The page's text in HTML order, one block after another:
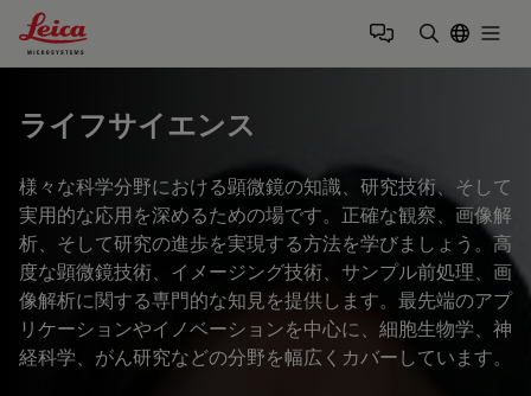
Leica Microsystems Logo
ライフサイエンス
様々な科学分野における顕微鏡の知識、研究技術、そして
実用的な応用を深めるための場です。正確な観察、画像解
析、そして研究の進歩を実現する方法を学びましょう。高
度な顕微鏡技術、イメージング技術、サンプル前処理、画
像解析に関する専門的な知見を提供します。最先端のアプ
リケーションやイノベーションを中心に、細胞生物学、神
経科学、がん研究などの分野を幅広くカバーしています。